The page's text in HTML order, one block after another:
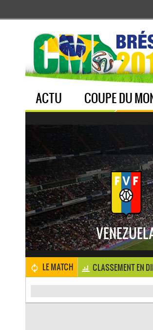
ACTU COUPE DU
LE MATCH CLASSEMENT EN